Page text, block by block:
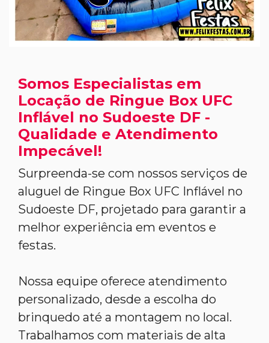
Somos Especialistas em
Locação de Ringue Box UFC
Inflável no Sudoeste DF -
Qualidade e Atendimento
Impecável!
Surpreenda-se com nossos serviços de
aluguel de Ringue Box UFC Inflável no
Sudoeste DF, projetado para garantir a
melhor experiência em eventos e
festas.
Nossa equipe oferece atendimento
personalizado, desde a escolha do
brinquedo até a montagem no local.
Trabalhamos com materiais de alta